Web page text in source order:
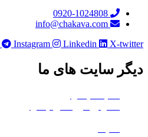
0920-1024808
info@chakava.com
Instagram Linkedin X-twitter
دیگر سایت های ما